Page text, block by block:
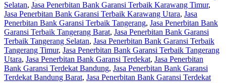
Selatan, Jasa Penerbitan Bank Garansi Terbaik Karawang Timur,
Jasa Penerbitan Bank Garansi Terbaik Karawang Utara, Jasa
Penerbitan Bank Garansi Terbaik Tangerang, Jasa Penerbitan Bank
Garansi Terbaik Tangerang Barat, Jasa Penerbitan Bank Garansi
Terbaik Tangerang Selatan, Jasa Penerbitan Bank Garansi Terbaik
Tangerang Timur, Jasa Penerbitan Bank Garansi Terbaik Tangerang
Utara, Jasa Penerbitan Bank Garansi Terdekat, Jasa Penerbitan
Bank Garansi Terdekat Bandung, Jasa Penerbitan Bank Garansi
Terdekat Bandung Barat, Jasa Penerbitan Bank Garansi Terdekat